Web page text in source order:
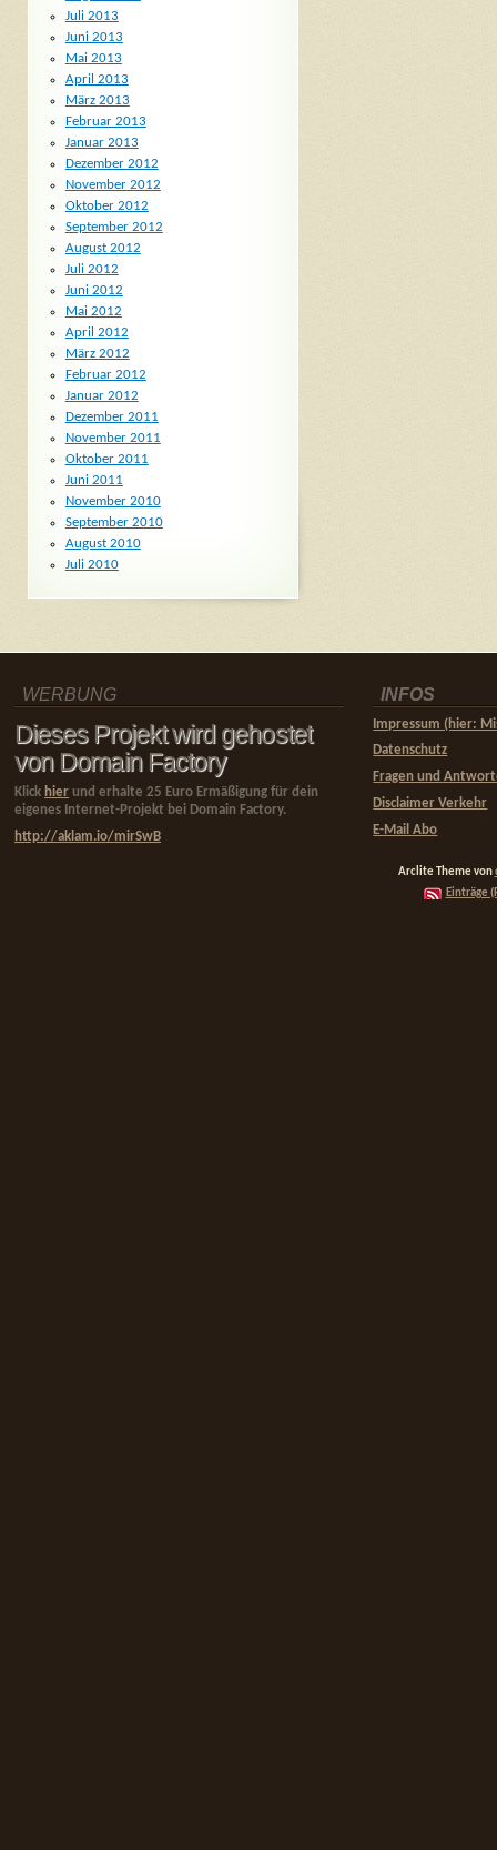
Juli 2013
Juni 2013
Mai 2013
April 2013
März 2013
Februar 2013
Januar 2013
Dezember 2012
November 2012
Oktober 2012
September 2012
August 2012
Juli 2012
Juni 2012
Mai 2012
April 2012
März 2012
Februar 2012
Januar 2012
Dezember 2011
November 2011
Oktober 2011
Juni 2011
November 2010
September 2010
August 2010
Juli 2010
WERBUNG
Dieses Projekt wird gehostet
von Domain Factory
Klick hier und erhalte 25 Euro Ermäßigung für dein
eigenes Internet-Projekt bei Domain Factory.
http://aklam.io/mirSwB
INFOS
Impressum (hier:
Datenschutz
Fragen und
Disclaimer Verkehr
E-Mail Abo
Arclite Theme von
Einträge